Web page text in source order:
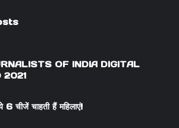
OF INDIA DIGITAL
2021
6 चीजें चाहती हैं महिलाएं!